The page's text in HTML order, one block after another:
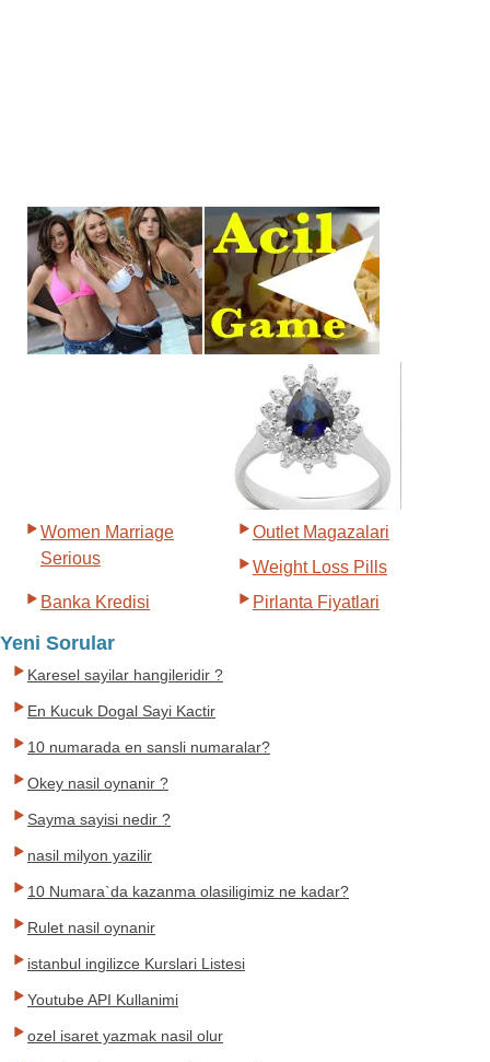
Women Marriage
Serious
Outlet Magazalari
Weight Loss Pills
Banka Kredisi
Pirlanta Fiyatlari
Yeni Sorular
Karesel sayilar hangileridir ?
En Kucuk Dogal Sayi Kactir
10 numarada en sansli numaralar?
Okey nasil oynanir ?
Sayma sayisi nedir ?
nasil milyon yazilir
10 Numara`da kazanma olasiligimiz ne kadar?
Rulet nasil oynanir
istanbul ingilizce Kurslari Listesi
Youtube API Kullanimi
ozel isaret yazmak nasil olur